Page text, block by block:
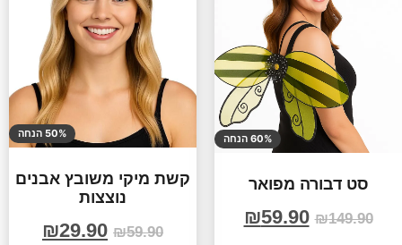
60% הנחה
סט דבורה מפואר
₪149.90
₪59.90
50% הנחה
קשת מיקי משובץ אבנים
נוצצות
₪59.90
₪29.90